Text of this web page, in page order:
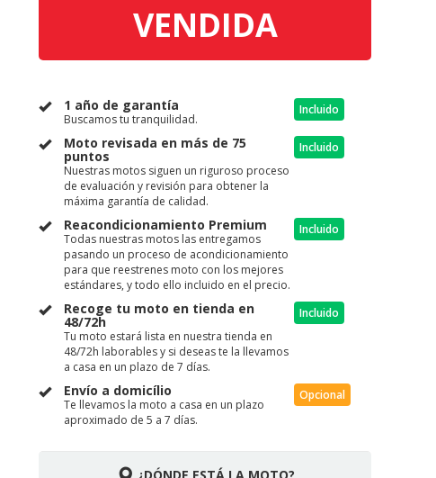
VENDIDA
1 año de garantía
Buscamos tu tranquilidad.
Incluido
Moto revisada en más de 75
puntos
Nuestras motos siguen un riguroso proceso
de evaluación y revisión para obtener la
máxima garantía de calidad.
Incluido
Reacondicionamiento Premium
Todas nuestras motos las entregamos
pasando un proceso de acondicionamiento
para que reestrenes moto con los mejores
estándares, y todo ello incluido en el precio.
Incluido
Recoge tu moto en tienda en
48/72h
Tu moto estará lista en nuestra tienda en
48/72h laborables y si deseas te la llevamos
a casa en un plazo de 7 días.
Incluido
Envío a domicílio
Te llevamos la moto a casa en un plazo
aproximado de 5 a 7 días.
Opcional